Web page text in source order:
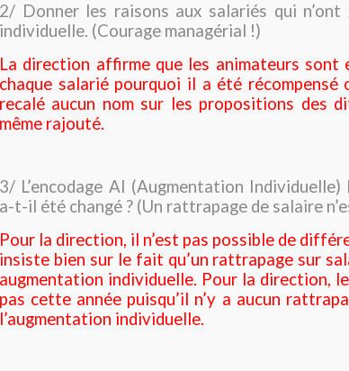
2/ Donner les raisons aux salariés qui n’ont
individuelle. (Courage managérial !)
La direction affirme que les animateurs sont
chaque salarié pourquoi il a été récompensé
recalé aucun nom sur les propositions des
même rajouté.
3/ L’encodage AI (Augmentation
a-t-il été changé ? (Un rattrapage de salaire
Pour la direction, il n’est pas possible de
insiste bien sur le fait qu’un rattrapage sur
augmentation individuelle. Pour la direction,
pas cette année puisqu’il n’y a aucun
l’augmentation individuelle.